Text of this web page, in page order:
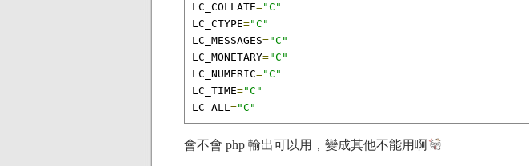
LC_COLLATE="C"
LC_CTYPE="C"
LC_MESSAGES="C"
LC_MONETARY="C"
LC_NUMERIC="C"
LC_TIME="C"
LC_ALL="C"
會不會 php 輸出可以用，變成其他不能用啊